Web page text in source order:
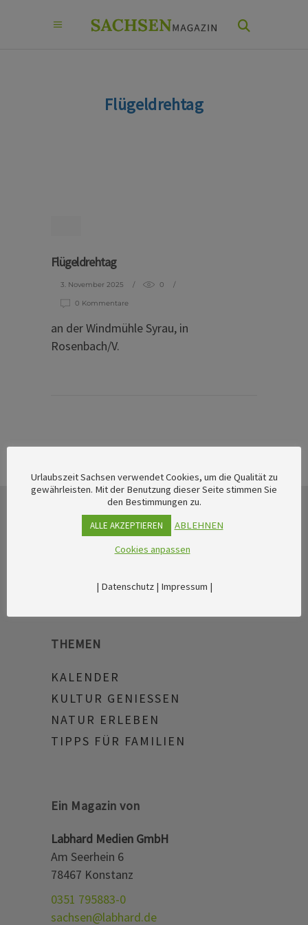
Flügeldrehtag
Flügeldrehtag
3. November 2025 0
0 Kommentare
an der Windmühle Syrau, in
Rosenbach/V.
THEMEN
KALENDER
KULTUR GENIESSEN
NATUR ERLEBEN
TIPPS FÜR FAMILIEN
Ein Magazin von
Labhard Medien GmbH
Am Seerhein 6
78467 Konstanz
0351 795883-0
sachsen@labhard.de
Urlaubszeit Sachsen verwendet Cookies, um die Qualität zu
gewährleisten. Mit der Benutzung dieser Seite stimmen Sie
den Bestimmungen zu.
ALLE AKZEPTIEREN
ABLEHNEN
Cookies anpassen
| Datenschutz| Impressum |